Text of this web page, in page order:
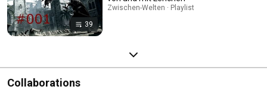
39
Zwischen-Welten · Playlist
Collaborations